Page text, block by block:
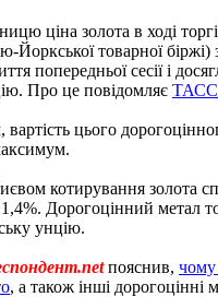
ціна золота в ході
Йоркської товарної
попередньої сесії і
Про це повідомляє ТАСС
цього
котирування золота
Дорогоцінний метал
унцію.
пояснив, чому
, а також інші дорогоцінні